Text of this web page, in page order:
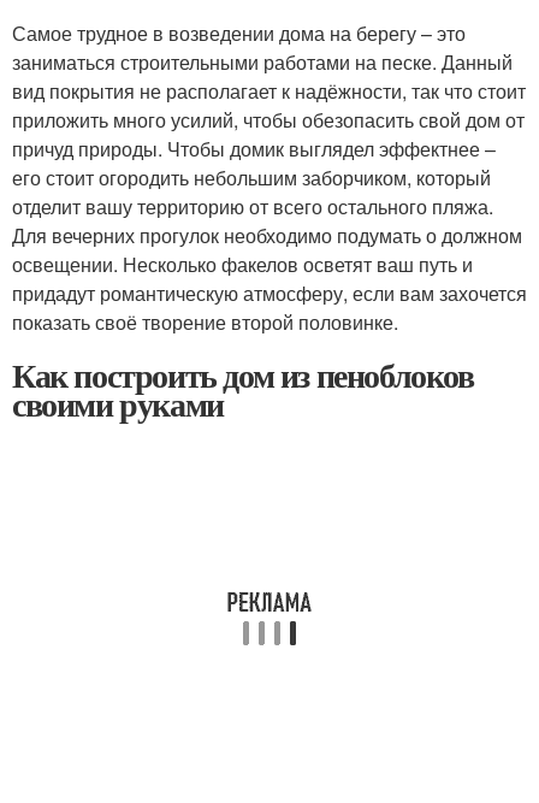
Самое трудное в возведении дома на берегу – это
заниматься строительными работами на песке. Данный
вид покрытия не располагает к надёжности, так что стоит
приложить много усилий, чтобы обезопасить свой дом от
причуд природы. Чтобы домик выглядел эффектнее –
его стоит огородить небольшим заборчиком, который
отделит вашу территорию от всего остального пляжа.
Для вечерних прогулок необходимо подумать о должном
освещении. Несколько факелов осветят ваш путь и
придадут романтическую атмосферу, если вам захочется
показать своё творение второй половинке.
Как построить дом из пеноблоков
своими руками